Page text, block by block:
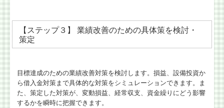
【ステップ３】 業績改善のための具体策を検討・
策定
目標達成のための業績改善対策を検討します。損益、設備投資か
ら借入金対策まで具体的な対策をシミュレーションできます。ま
た、策定した対策が、変動損益、経常収支、資金繰りにどう影響
するかを瞬時に把握できます。